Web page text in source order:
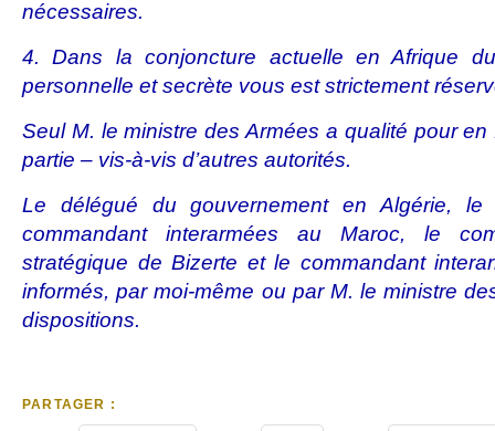
nécessaires.
4. Dans la conjoncture actuelle en Afrique
personnelle et secrète vous est strictement
Seul M. le ministre des Armées a qualité pour
partie – vis-à-vis d’autres autorités.
Le délégué du gouvernement en Algérie,
commandant interarmées au Maroc, le
stratégique de Bizerte et le commandant
informés, par moi-même ou par M. le ministre
dispositions.
PARTAGER :